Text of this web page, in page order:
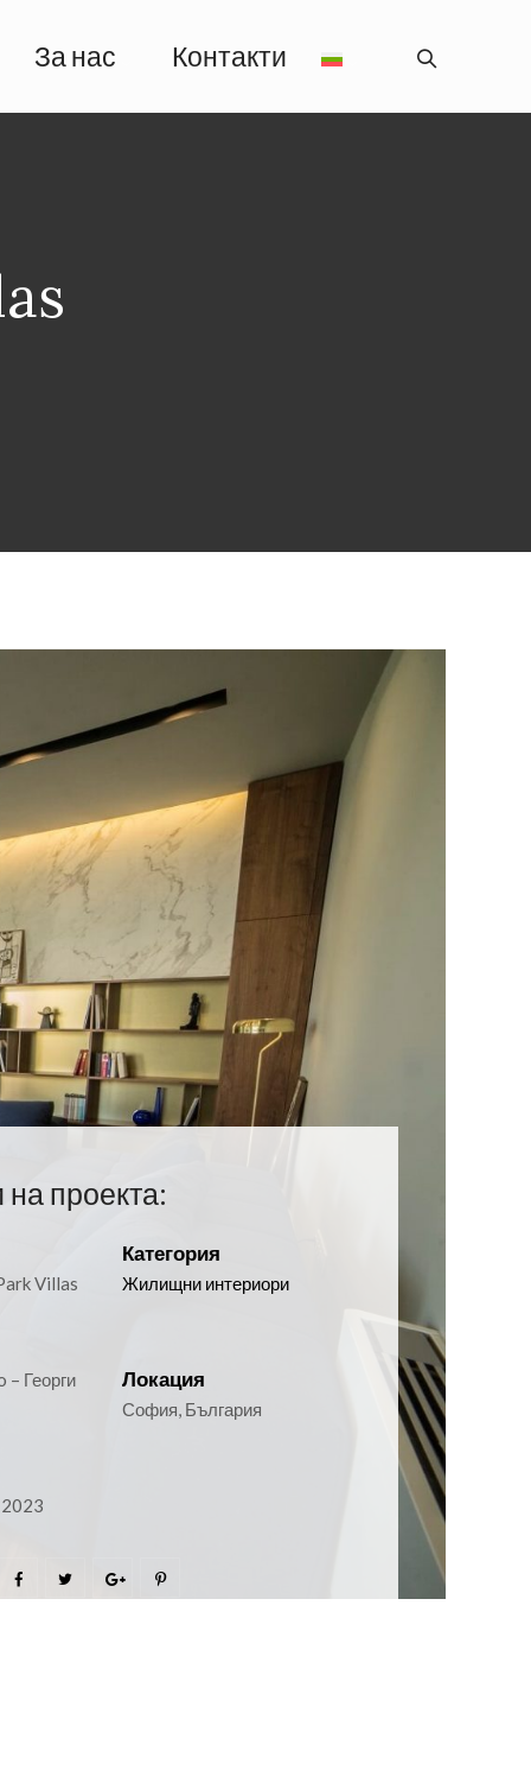
За нас Контакти
проекта:
Villas
Категория
Жилищни интериори
Георги Локация
София, България